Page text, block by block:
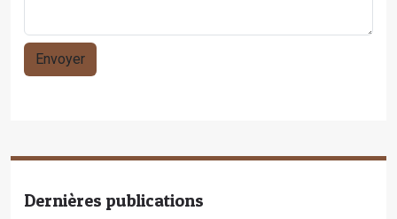
Dernières publications